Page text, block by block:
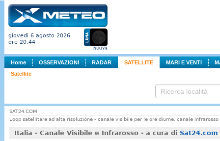
giovedì 6 agosto 2026
ore 20:44
NUOVA
Home OSSERVAZIONI RADAR SATELLITE MARI E VENTI
Satellite
SAT24.COM
Loop satellitare ad alta risoluzione - canale visibile per le ore diurne, canale
Italia - Canale Visibile e Infrarosso - a cura di Sat24.com